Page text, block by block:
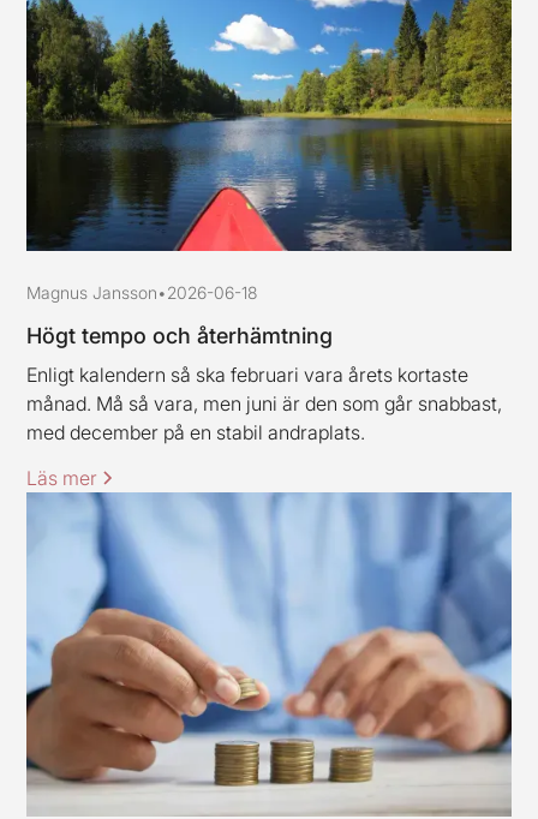
Magnus Jansson•2026-06-18
Högt tempo och återhämtning
Enligt kalendern så ska februari vara årets kortaste
månad. Må så vara, men juni är den som går snabbast,
med december på en stabil andraplats.
Läs mer